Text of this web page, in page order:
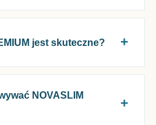
jest skuteczne?
NOVASLIM